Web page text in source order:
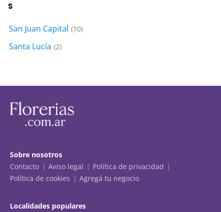
S
San Juan Capital (10)
Santa Lucía (2)
Sobre nosotros
Contacto
Aviso legal
Política de privacidad
Política de cookies
Agregá tu negocio
Localidades populares